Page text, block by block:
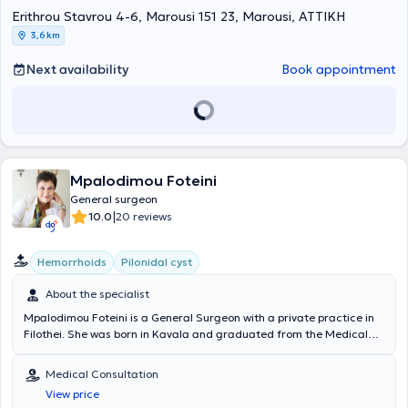
Erithrou Stavrou 4-6, Marousi 151 23, Marousi, ΑΤΤΙΚΗ
3,6 km
Next availability Book appointment
Mpalodimou Foteini
General surgeon
10.0|20 reviews
Hemorrhoids Pilonidal cyst
About the specialist
Mpalodimou Foteini is a General Surgeon with a private practice in
Filothei. She was born in Kavala and graduated from the Medical
her specialty training in General Surgery at the General Hospital of
Drama and completed it at the Athens Cancer Oncology Hospital
"Agios Savvas". During her specialty training and afterwards, she
Medical Consultation
View price